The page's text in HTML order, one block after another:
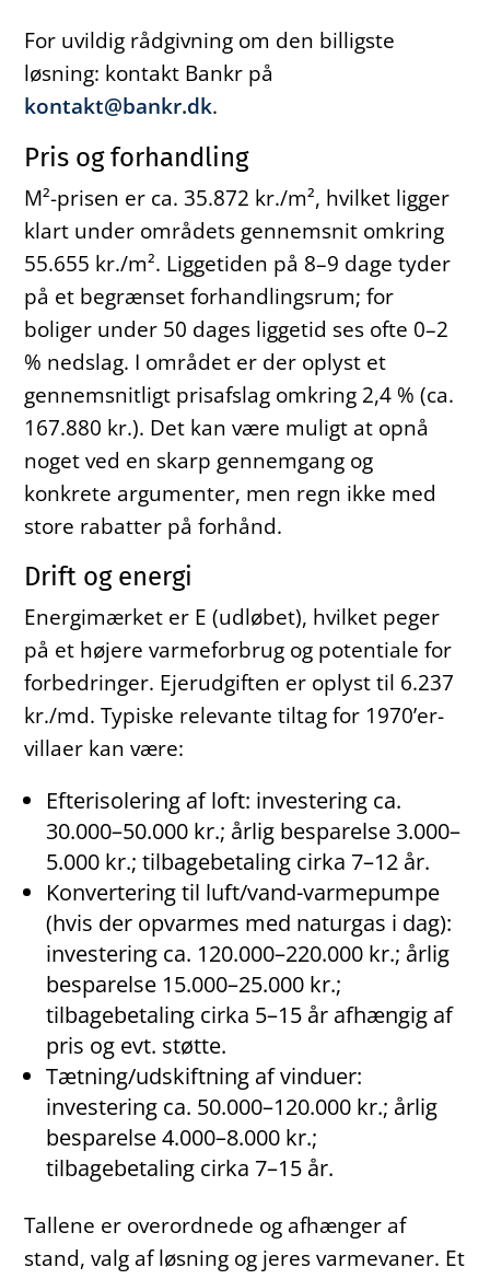
For uvildig rådgivning om den billigste
løsning: kontakt Bankr på
kontakt@bankr.dk.
Pris og forhandling
M²-prisen er ca. 35.872 kr./m², hvilket ligger
klart under områdets gennemsnit omkring
55.655 kr./m². Liggetiden på 8–9 dage tyder
på et begrænset forhandlingsrum; for
boliger under 50 dages liggetid ses ofte 0–2
% nedslag. I området er der oplyst et
gennemsnitligt prisafslag omkring 2,4 % (ca.
167.880 kr.). Det kan være muligt at opnå
noget ved en skarp gennemgang og
konkrete argumenter, men regn ikke med
store rabatter på forhånd.
Drift og energi
Energimærket er E (udløbet), hvilket peger
på et højere varmeforbrug og potentiale for
forbedringer. Ejerudgiften er oplyst til 6.237
kr./md. Typiske relevante tiltag for 1970’er-
villaer kan være:
Efterisolering af loft: investering ca.
30.000–50.000 kr.; årlig besparelse 3.000–
5.000 kr.; tilbagebetaling cirka 7–12 år.
Konvertering til luft/vand-varmepumpe
(hvis der opvarmes med naturgas i dag):
investering ca. 120.000–220.000 kr.; årlig
besparelse 15.000–25.000 kr.;
tilbagebetaling cirka 5–15 år afhængig af
pris og evt. støtte.
Tætning/udskiftning af vinduer:
investering ca. 50.000–120.000 kr.; årlig
besparelse 4.000–8.000 kr.;
tilbagebetaling cirka 7–15 år.
Tallene er overordnede og afhænger af
stand, valg af løsning og jeres varmevaner. Et